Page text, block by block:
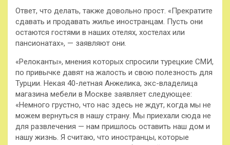
Ответ, что делать, также довольно прост. «Прекратите
сдавать и продавать жилье иностранцам. Пусть они
остаются гостями в наших отелях, хостелах или
пансионатах», — заявляют они.
«Релоканты», мнения которых спросили турецкие СМИ,
по привычке давят на жалость и свою полезность для
Турции. Некая 40-летная Анжелика, экс-владелица
магазина мебели в Москве заявляет следующее:
«Немного грустно, что нас здесь не ждут, когда мы не
можем вернуться в нашу страну. Мы приехали сюда не
для развлечения — нам пришлось оставить наш дом и
нашу жизнь. Я считаю, что иностранцы, которые